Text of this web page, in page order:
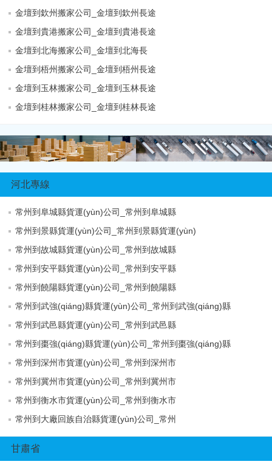
金壇到欽州搬家公司_金壇到欽州長途
金壇到貴港搬家公司_金壇到貴港長途
金壇到北海搬家公司_金壇到北海長
金壇到梧州搬家公司_金壇到梧州長途
金壇到玉林搬家公司_金壇到玉林長途
金壇到桂林搬家公司_金壇到桂林長途
河北專線
常州到阜城縣貨運(yùn)公司_常州到阜城縣
常州到景縣貨運(yùn)公司_常州到景縣貨運(yùn)
常州到故城縣貨運(yùn)公司_常州到故城縣
常州到安平縣貨運(yùn)公司_常州到安平縣
常州到饒陽縣貨運(yùn)公司_常州到饒陽縣
常州到武強(qiáng)縣貨運(yùn)公司_常州到武強(qiáng)縣
常州到武邑縣貨運(yùn)公司_常州到武邑縣
常州到棗強(qiáng)縣貨運(yùn)公司_常州到棗強(qiáng)縣
常州到深州市貨運(yùn)公司_常州到深州市
常州到冀州市貨運(yùn)公司_常州到冀州市
常州到衡水市貨運(yùn)公司_常州到衡水市
常州到大廠回族自治縣貨運(yùn)公司_常州
甘肅省